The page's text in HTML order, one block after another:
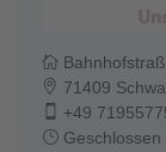
71409
+49
Geschlossen